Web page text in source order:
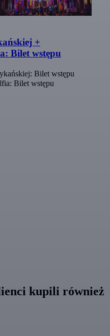
+
Bilet wstępu
Bilet wstępu
Bilet wstępu
kupili również